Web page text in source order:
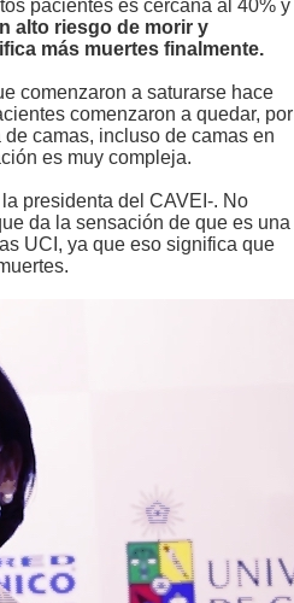
pacientes es cercana al 40% y
alto riesgo de morir y
más muertes finalmente.
comenzaron a saturarse hace
comenzaron a quedar, por
camas, incluso de camas en
es muy compleja.
presidenta del CAVEI-. No
da la sensación de que es una
UCI, ya que eso significa que